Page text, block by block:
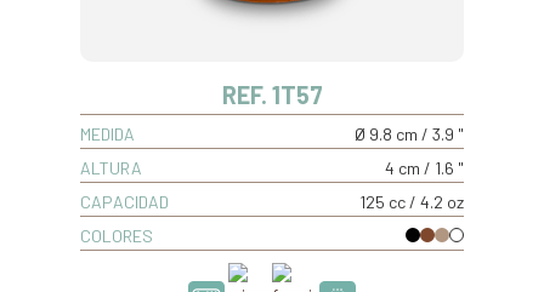
REF. 1T57
MEDIDA
Ø 9.8 cm / 3.9 "
ALTURA
4 cm / 1.6 "
CAPACIDAD
125 cc / 4.2 oz
COLORES